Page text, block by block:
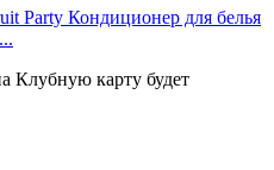
Party Кондиционер для белья
Клубную карту будет